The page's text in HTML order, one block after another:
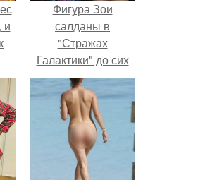
и
Фигура Зои
салданы в
"Стражах
Галактики" до сих
пор вызывает
восхищение.